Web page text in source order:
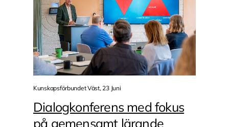
Kunskapsförbundet Väst, 23 Juni
Dialogkonferens med fokus
på gemensamt lärande